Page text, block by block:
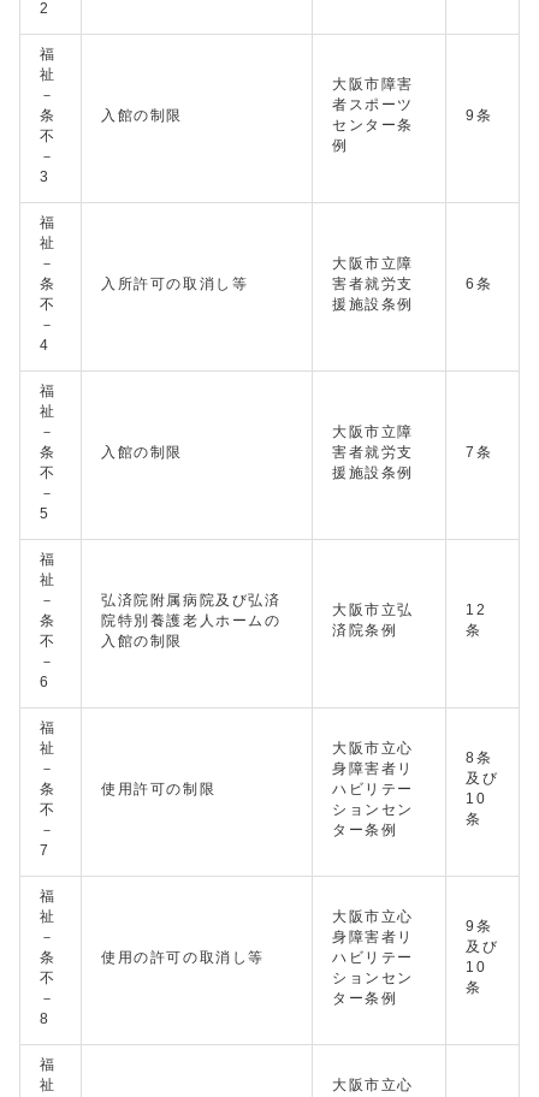
2
福
祉
－
条
不
－
3
入館の制限
大阪市障害
者スポーツ
センター条
例
9条
福
祉
－
条
不
－
4
入所許可の取消し等
大阪市立障
害者就労支
援施設条例
6条
福
祉
－
条
不
－
5
入館の制限
大阪市立障
害者就労支
援施設条例
7条
福
祉
－
条
不
－
6
弘済院附属病院及び弘済
院特別養護老人ホームの
入館の制限
大阪市立弘
済院条例
12
条
福
祉
－
条
不
－
7
使用許可の制限
大阪市立心
身障害者リ
ハビリテー
ションセン
ター条例
8条
及び
10
条
福
祉
－
条
不
－
8
使用の許可の取消し等
大阪市立心
身障害者リ
ハビリテー
ションセン
ター条例
9条
及び
10
条
福
祉
大阪市立心